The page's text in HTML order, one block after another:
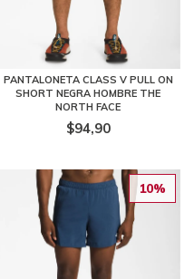
PANTALONETA CLASS V PULL ON
SHORT NEGRA HOMBRE THE
NORTH FACE
$94,90
10%